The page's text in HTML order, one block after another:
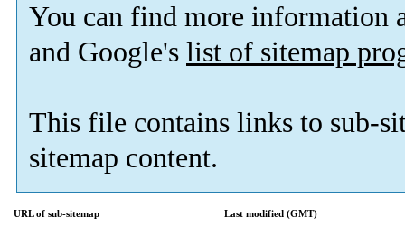
You can find more information
and Google's list of sitemap
This file contains links to sub-
sitemap content.
URL of sub-sitemap
Last modified (GMT)